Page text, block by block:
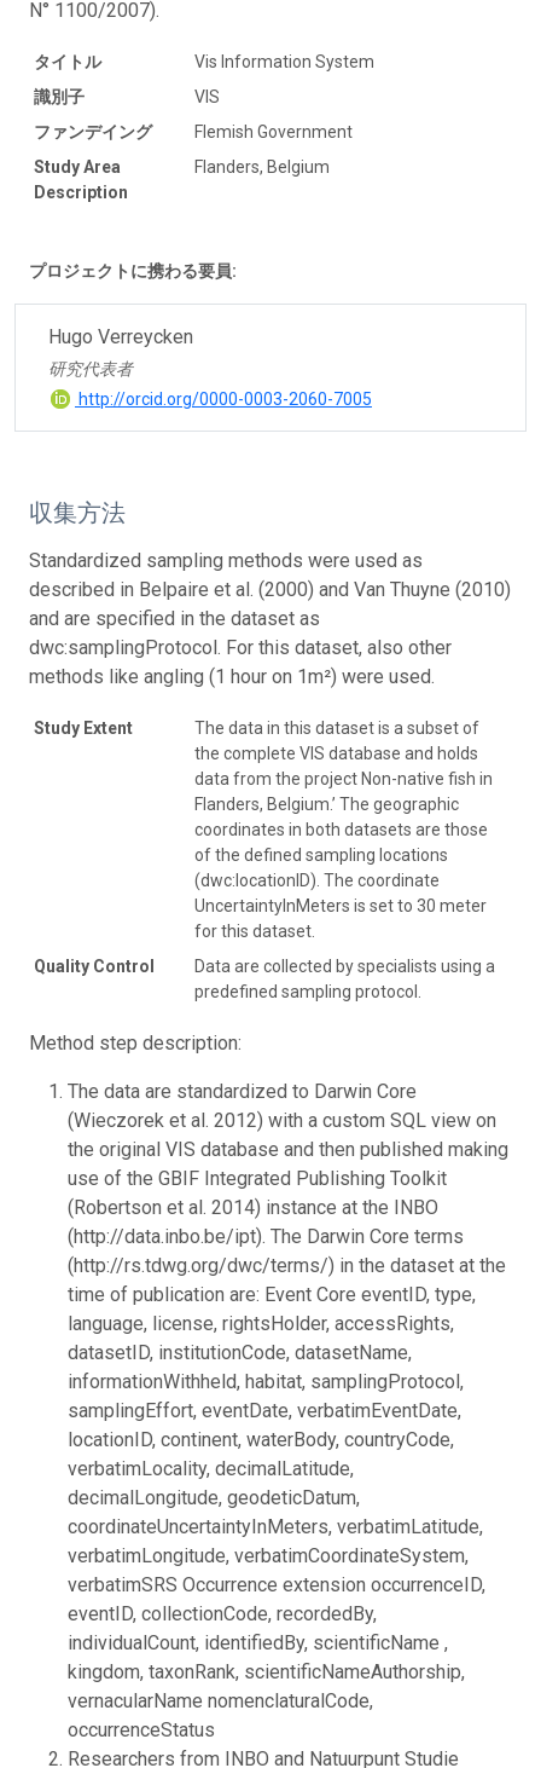
N° 1100/2007).
タイトル
Vis Information System
識別子
VIS
ファンデイング
Flemish Government
Study Area
Description
Flanders, Belgium
プロジェクトに携わる要員:
Hugo Verreycken
研究代表者
http://orcid.org/0000-0003-2060-7005
収集方法
Standardized sampling methods were used as
described in Belpaire et al. (2000) and Van Thuyne (2010)
and are specified in the dataset as
dwc:samplingProtocol. For this dataset, also other
methods like angling (1 hour on 1m²) were used.
Study Extent
The data in this dataset is a subset of
the complete VIS database and holds
data from the project Non-native fish in
Flanders, Belgium.’ The geographic
coordinates in both datasets are those
of the defined sampling locations
(dwc:locationID). The coordinate
UncertaintyInMeters is set to 30 meter
for this dataset.
Quality Control
Data are collected by specialists using a
predefined sampling protocol.
Method step description:
The data are standardized to Darwin Core
(Wieczorek et al. 2012) with a custom SQL view on
the original VIS database and then published making
use of the GBIF Integrated Publishing Toolkit
(Robertson et al. 2014) instance at the INBO
(http://data.inbo.be/ipt). The Darwin Core terms
(http://rs.tdwg.org/dwc/terms/) in the dataset at the
time of publication are: Event Core eventID, type,
language, license, rightsHolder, accessRights,
datasetID, institutionCode, datasetName,
informationWithheld, habitat, samplingProtocol,
samplingEffort, eventDate, verbatimEventDate,
locationID, continent, waterBody, countryCode,
verbatimLocality, decimalLatitude,
decimalLongitude, geodeticDatum,
coordinateUncertaintyInMeters, verbatimLatitude,
verbatimLongitude, verbatimCoordinateSystem,
verbatimSRS Occurrence extension occurrenceID,
eventID, collectionCode, recordedBy,
individualCount, identifiedBy, scientificName ,
kingdom, taxonRank, scientificNameAuthorship,
vernacularName nomenclaturalCode,
occurrenceStatus
Researchers from INBO and Natuurpunt Studie